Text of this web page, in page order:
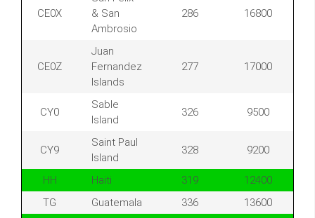
CE0X
& San
Ambrosio
286 16800
CE0Z
Juan
Fernandez
Islands
277 17000
CY0
Sable
Island
326 9500
CY9
Saint Paul
Island
328 9200
HH Haiti 319
12400
TG
Guatemala 336 13600